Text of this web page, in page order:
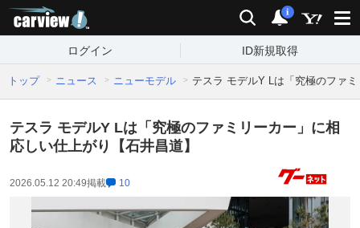
検索 通知
i
ログイン ID新規取得
トップ ニュース ニューモデル テスラ モデルY Lは「究極のファ
テスラ モデルY Lは「究極のファミリーカー」に相
応しい仕上がり【石井昌道】
2026.05.12 20:49掲載 10